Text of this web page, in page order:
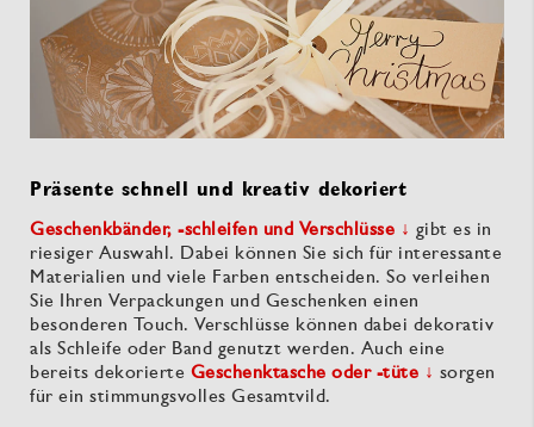
Präsente schnell und kreativ dekoriert
Geschenkbänder, -schleifen und Verschlüsse ↓ gibt es in
riesiger Auswahl. Dabei können Sie sich für interessante
Materialien und viele Farben entscheiden. So verleihen
Sie Ihren Verpackungen und Geschenken einen
besonderen Touch. Verschlüsse können dabei dekorativ
als Schleife oder Band genutzt werden. Auch eine
bereits dekorierte Geschenktasche oder -tüte ↓ sorgen
für ein stimmungsvolles Gesamtvild.